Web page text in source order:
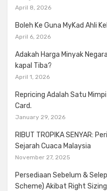
April 8, 2026
Boleh Ke Guna MyKad Ahli
April 6, 2026
Adakah Harga Minyak
kapal Tiba?
April 1, 2026
Repricing Adalah Satu
Card.
January 29, 2026
RIBUT TROPIKA SENYAR:
Sejarah Cuaca Malaysia
November 27, 2025
Persediaan Sebelum &
Scheme) Akibat Right